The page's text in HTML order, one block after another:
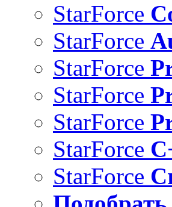
StarForce
StarForce
StarForce
StarForce
StarForce
StarForce
StarForce